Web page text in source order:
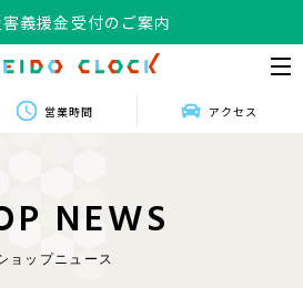
義援金受付のご案内
営業時間 アクセス
P NEWS
ョップニュース